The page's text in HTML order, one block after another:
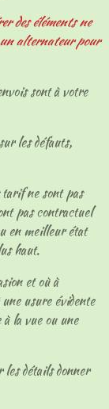
des éléments ne
alternateur pour
sont à votre
les défauts,
ne sont pas
pas contractuel
en meilleur état
haut.
et où à
usure évidente
à la vue ou une
détails donner